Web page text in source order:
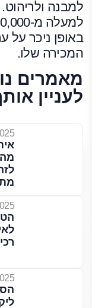
למבנה
באופן ניכר על
המכירה שלו.
מאמרים
לעניין